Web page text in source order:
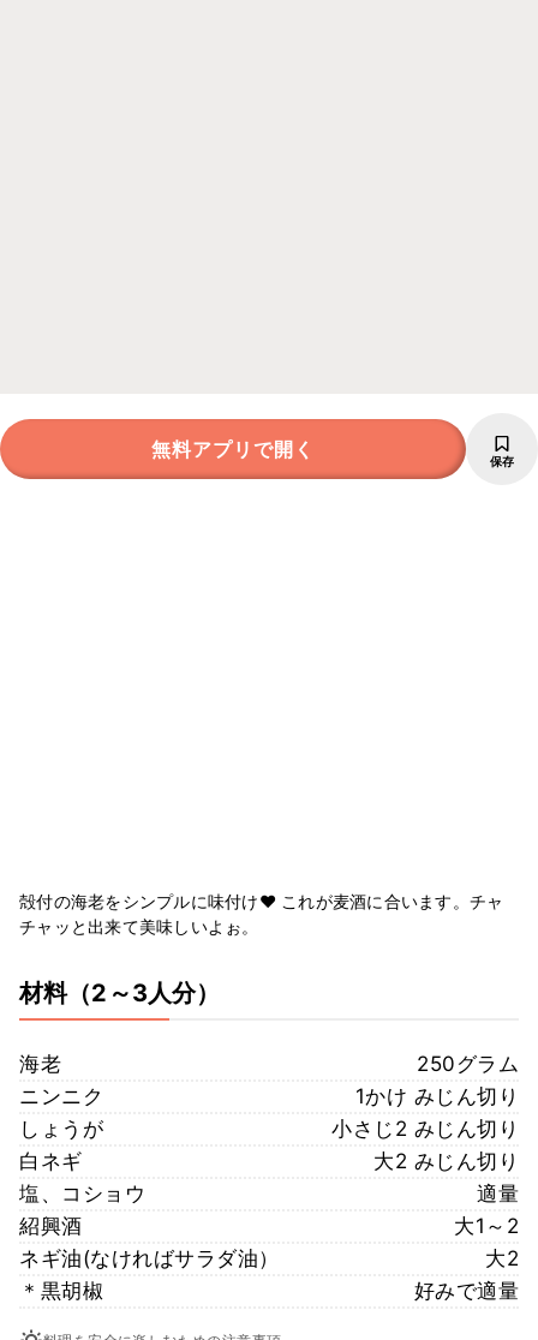
無料アプリで開く 保存
殻付の海老をシンプルに味付け♥ これが麦酒に合います。チャ
チャッと出来て美味しいよぉ。
材料（2～3人分）
海老
250グラム
ニンニク
1かけ みじん切り
しょうが
小さじ2 みじん切り
白ネギ
大2 みじん切り
塩、コショウ
適量
紹興酒
大1～2
ネギ油(なければサラダ油）
大2
＊黒胡椒
好みで適量